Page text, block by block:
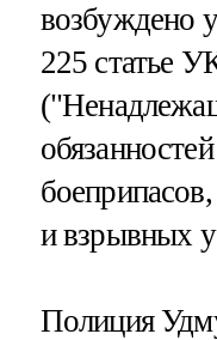
возбуждено
225 статье
и взрывных
Полиция